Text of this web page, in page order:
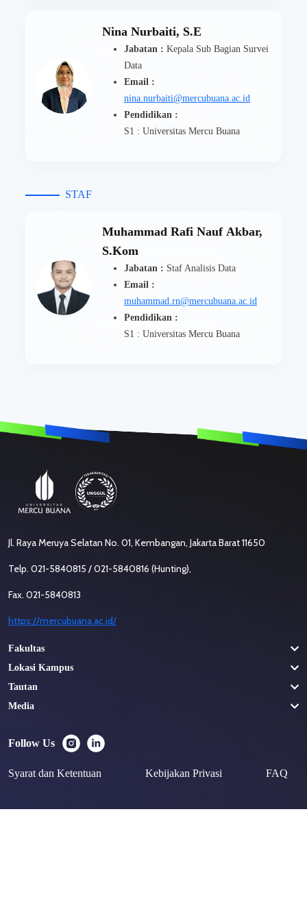
Nina Nurbaiti, S.E
Jabatan : Kepala Sub Bagian Survei
Data
Email :
nina.nurbaiti@mercubuana.ac.id
Pendidikan :
S1 : Universitas Mercu Buana
STAF
Muhammad Rafi Nauf Akbar,
S.Kom
Jabatan : Staf Analisis Data
Email :
muhammad.rn@mercubuana.ac.id
Pendidikan :
S1 : Universitas Mercu Buana
Jl. Raya Meruya Selatan No. 01, Kembangan, Jakarta Barat 11650
Telp. 021-5840815 / 021-5840816 (Hunting),
Fax. 021-5840813
https://mercubuana.ac.id/
Fakultas
Lokasi Kampus
Tautan
Media
Follow Us
Syarat dan Ketentuan Kebijakan Privasi FAQ